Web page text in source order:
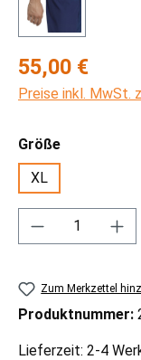
Regulärer Preis:
55,00 €
Preise inkl. MwSt.
Größeauswählen
XL
Produkt
Zum Merkzettel
Produktnummer:
Lieferzeit: 2-4